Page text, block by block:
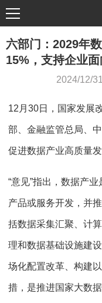
六部门：2029年
15%，支持企业
2024/12/
12月30日，国家发展
部、金融监管总局、
促进数据产业高质量
“意见”指出，数据产
产品或服务开发，并
括数据采集汇聚、计
理和数据基础设施建
场化配置改革、构建
措，是推进国家大数